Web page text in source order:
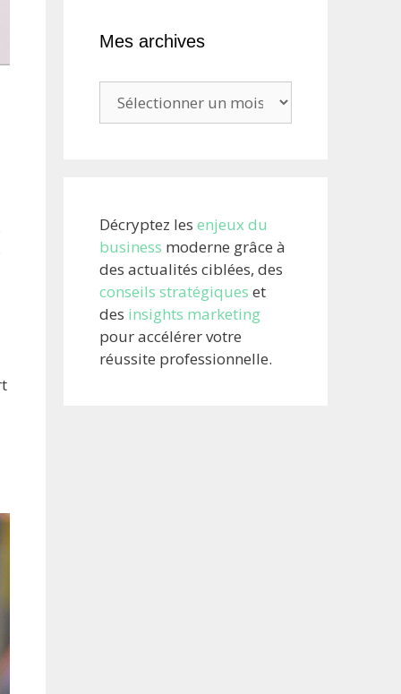
Mes archives
archives
Décryptez les enjeux du
business moderne grâce à
des actualités ciblées, des
conseils stratégiques et
des insights marketing
pour accélérer votre
réussite professionnelle.